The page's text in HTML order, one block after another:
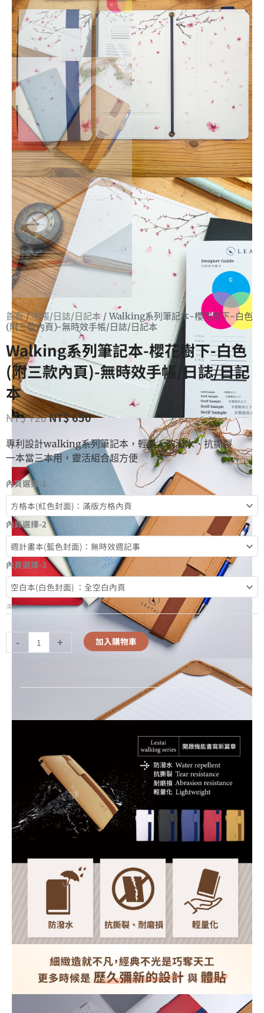
首頁/手帳/日誌/日記本/ Walking系列筆記本-櫻花樹下-白色
(附三款內頁)-無時效手帳/日誌/日記本
Walking系列筆記本-櫻花樹下-白色
(附三款內頁)-無時效手帳/日誌/日記
本
NT$720NT$650
專利設計walking系列筆記本，輕量、防潑水、抗撕裂
一本當三本用，靈活組合超方便
內頁選擇-1
內頁選擇-2
內頁選擇-3
清除
- + 加入購物車